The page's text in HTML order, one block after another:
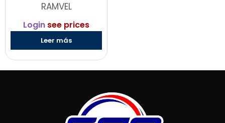
RAMVEL
Login see prices
Leer más